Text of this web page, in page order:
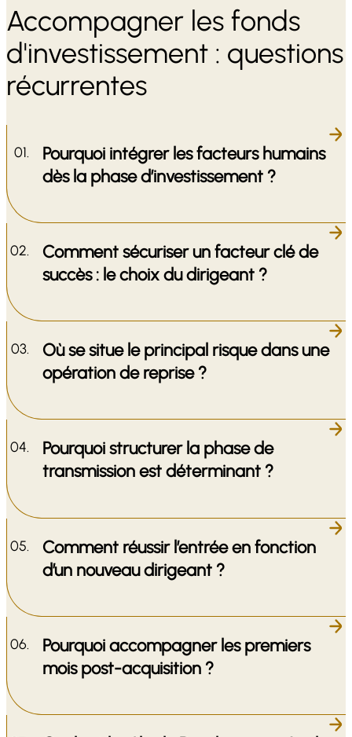
Accompagner les fonds
d'investissement : questions
récurrentes
Pourquoi intégrer les facteurs humains
dès la phase d’investissement ?
Comment sécuriser un facteur clé de
succès : le choix du dirigeant ?
Où se situe le principal risque dans une
opération de reprise ?
Pourquoi structurer la phase de
transmission est déterminant ?
Comment réussir l’entrée en fonction
d’un nouveau dirigeant ?
Pourquoi accompagner les premiers
mois post-acquisition ?